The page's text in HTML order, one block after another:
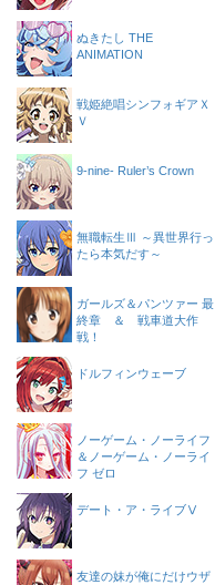
ぬきたし THE
ANIMATION
戦姫絶唱シンフォギアＸ
Ｖ
9-nine- Ruler’s Crown
無職転生Ⅲ ～異世界行っ
たら本気だす～
ガールズ＆パンツァー 最
終章 ＆ 戦車道大作
戦！
ドルフィンウェーブ
ノーゲーム・ノーライフ
＆ノーゲーム・ノーライ
フ ゼロ
デート・ア・ライブⅤ
友達の妹が俺にだけウザ